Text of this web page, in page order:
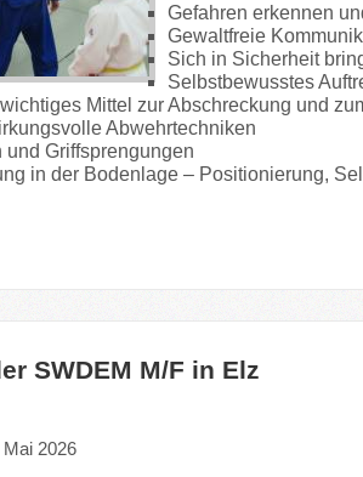
Gefahren erkennen
Gewaltfreie
Sich in Sicherheit
Selbstbewusstes
Mittel zur Abschreckung und
Abwehrtechniken
und Griffsprengungen
in der Bodenlage – Positionierung,
SWDEM M/F in Elz
2026